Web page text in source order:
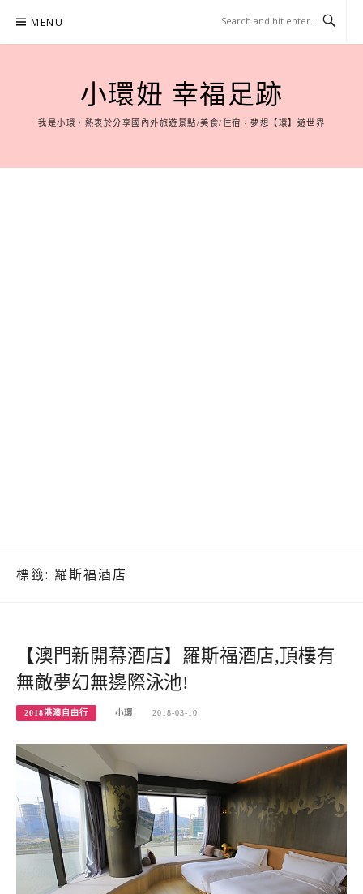
content
MENU
小環妞 幸福足跡
我是小環，熱衷於分享國內外旅遊景點/美食/住宿，夢想【環】遊世界
標籤: 羅斯福酒店
【澳門新開幕酒店】羅斯福酒店,頂樓有
無敵夢幻無邊際泳池!
2018港澳自由行 小環 2018-03-10